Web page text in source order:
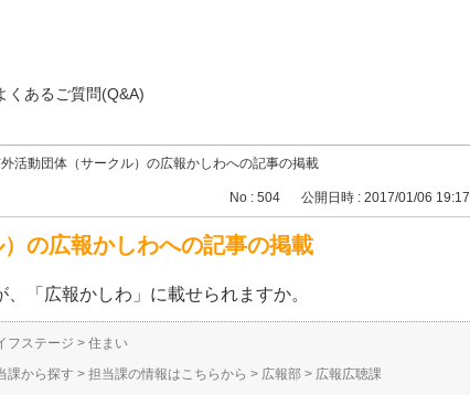
活動団体（サークル）の広報かしわへの記事の掲載
No : 504 公開日時 : 2017/01/06 19:17
の広報かしわへの記事の掲載
「広報かしわ」に載せられますか。
フステージ > 住まい
課から探す > 担当課の情報はこちらから > 広報部 > 広報広聴課